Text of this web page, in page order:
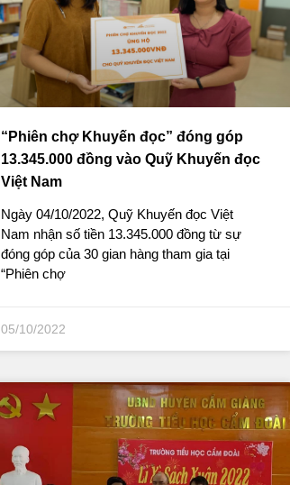
“Phiên chợ Khuyến đọc” đóng góp
13.345.000 đồng vào Quỹ Khuyến đọc
Việt Nam
Ngày 04/10/2022, Quỹ Khuyến đọc Việt
Nam nhận số tiền 13.345.000 đồng từ sự
đóng góp của 30 gian hàng tham gia tại
“Phiên chợ
05/10/2022